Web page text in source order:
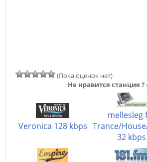
(Пока оценок нет)
Не нравится станция
Veronica 128 kbps
mellesleg
Trance/
32 kbps